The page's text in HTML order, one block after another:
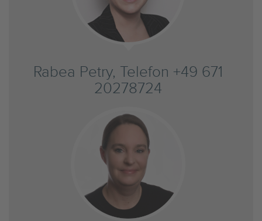
Rabea Petry, Telefon +49 671
20278724